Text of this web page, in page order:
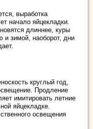
выработка
начало яйцекладки.
длиннее, куры
и зимой, наоборот, дни
круглый год,
Продление
имитировать летние
яйцекладке.
освещения